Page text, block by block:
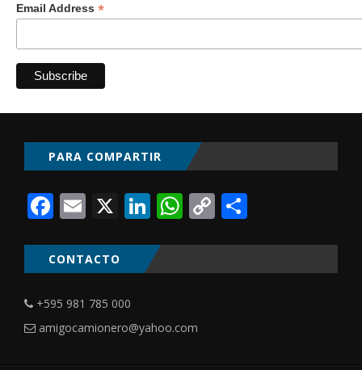
Email Address *
PARA COMPARTIR
Facebook
Email
X LinkedIn
WhatsApp
Copy
CONTACTO
+595 981 785 000
amigocamionero@yahoo.com